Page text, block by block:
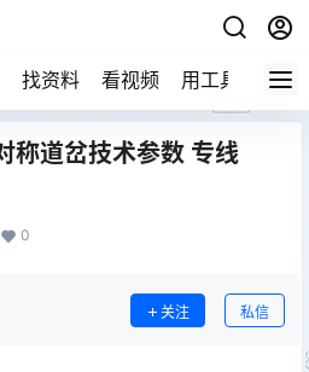
找资料 看视频 用工具 论技
道岔技术参数 专线
0
关注 私信